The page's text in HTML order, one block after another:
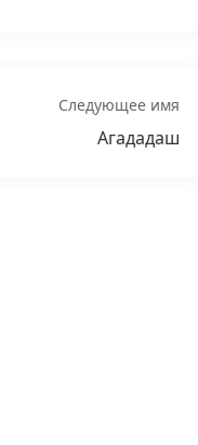
Следующее имя
Агададаш